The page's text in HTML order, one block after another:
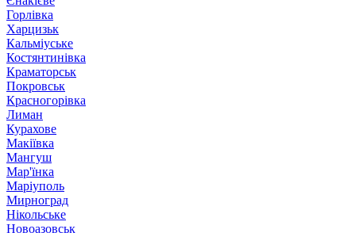
Горлівка
Харцизьк
Кальміуське
Костянтинівка
Краматорськ
Покровськ
Красногорівка
Лиман
Курахове
Макіївка
Мангуш
Мар'їнка
Маріуполь
Мирноград
Нікольське
Новоазовськ